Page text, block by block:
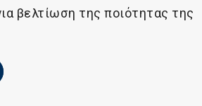
βελτίωση της ποιότητας της